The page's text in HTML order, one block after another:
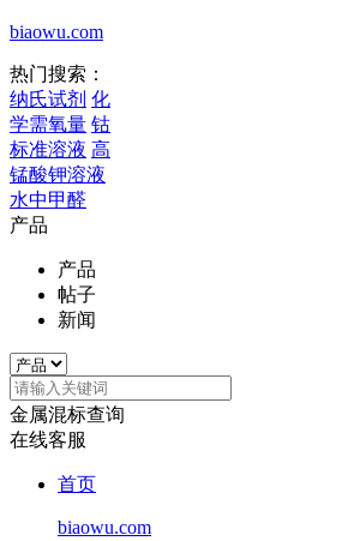
biaowu.com
热门搜索：
纳氏试剂 化
学需氧量 钴
标准溶液 高
锰酸钾溶液
水中甲醛
产品
产品
帖子
新闻
金属混标查询
在线客服
首页
biaowu.com